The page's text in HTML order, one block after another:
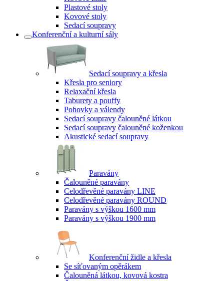
Plastové stoly
Kovové stoly
Sedací soupravy
Konferenční a kulturní sály
Sedací soupravy a křesla
Křesla pro seniory
Relaxační křesla
Taburety a pouffy
Pohovky a válendy
Sedací soupravy čalouněné látkou
Sedací soupravy čalouněné koženkou
Akustické sedací soupravy
Paravány
Čalouněné paravány
Celodřevěné paravány LINE
Celodřevěné paravány ROUND
Paravány s výškou 1600 mm
Paravány s výškou 1900 mm
Konferenční židle a křesla
Se síťovaným opěrákem
Čalouněná látkou, kovová kostra